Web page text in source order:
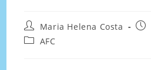
Maria Helena Costa
AFC